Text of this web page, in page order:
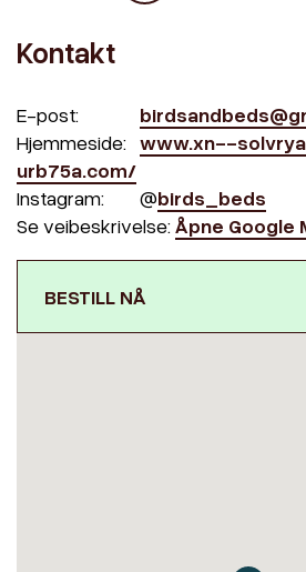
Kontakt
E-post:
Hjemmeside: www.xn--
urb75a.com/
Instagram:
@birds_beds
Se veibeskrivelse: Åpne Google
BESTILL NÅ